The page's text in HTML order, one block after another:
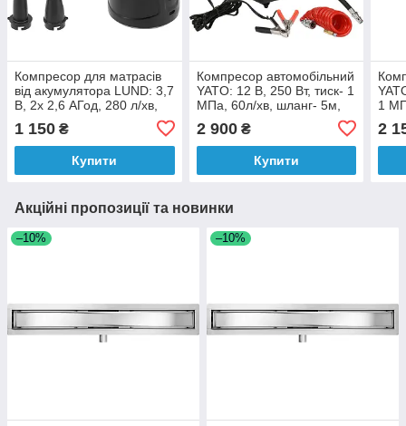
Компресор для матрасів
від акумулятора LUND: 3,7
В, 2х 2,6 АГод, 280 л/хв,
1 150 ₴
Купити
Компресор автомобільний
YATO: 12 В, 250 Вт, тиск- 1
МПа, 60л/хв, шланг- 5м,
кабель- 3 м + ліхтар LED
2 900₴
Купити
1
2
Акційні пропозиції та новинки
–10% –10%